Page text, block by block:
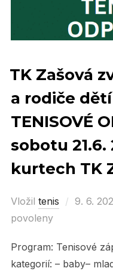
TK Zašová
a rodiče dětí
TENISOVÉ
sobotu 21.6.
kurtech TK
Vložil tenis
Posted
9. 6.
povoleny
Program: Tenisové
kategorií: – baby–